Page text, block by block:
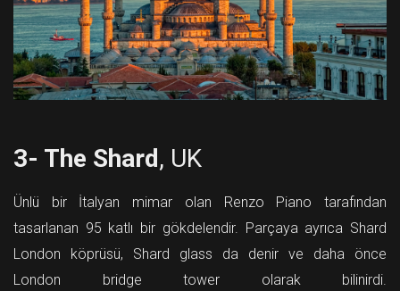
3- The Shard, UK
Ünlü bir İtalyan mimar olan Renzo Piano tarafından
tasarlanan 95 katlı bir gökdelendir. Parçaya ayrıca Shard
London köprüsü, Shard glass da denir ve daha önce
London bridge tower olarak bilinirdi.